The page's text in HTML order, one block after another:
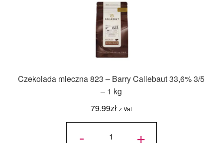
Czekolada mleczna 823 – Barry Callebaut 33,6% 3/5
– 1 kg
79.99zł z Vat
-
ilość
823 -
Barry +